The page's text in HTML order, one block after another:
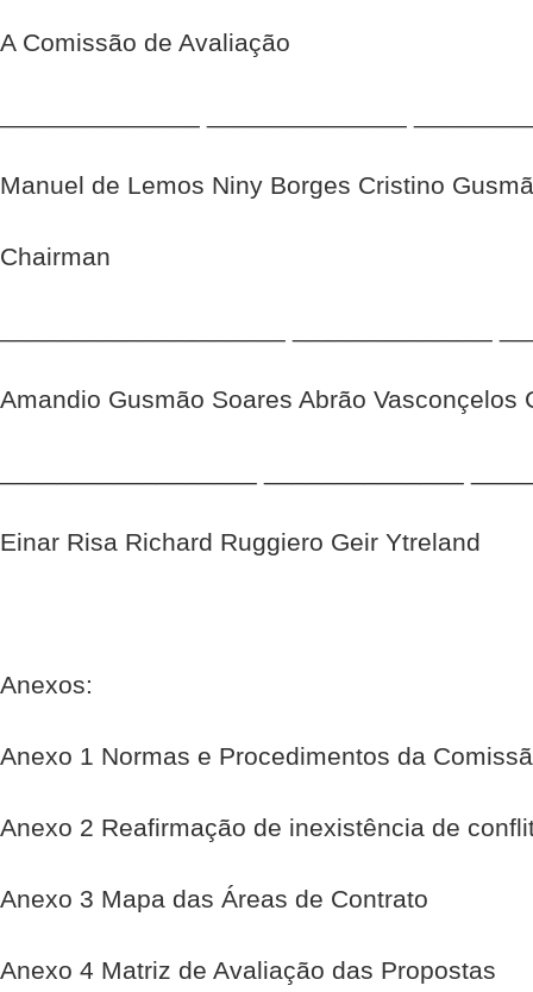
A Comissão de Avaliação
Manuel de Lemos Niny Borges Cristino
Chairman
Amandio Gusmão Soares Abrão Vasconçelos
Einar Risa Richard Ruggiero Geir Ytreland
Anexos:
Anexo 1 Normas e Procedimentos da
Anexo 2 Reafirmação de inexistência de
Anexo 3 Mapa das Áreas de Contrato
Anexo 4 Matriz de Avaliação das Propostas